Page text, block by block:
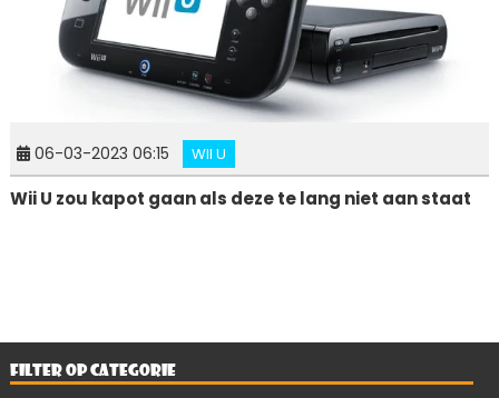
06-03-2023 06:15 WII U
Wii U zou kapot gaan als deze te lang niet aan staat
FILTER OP CATEGORIE